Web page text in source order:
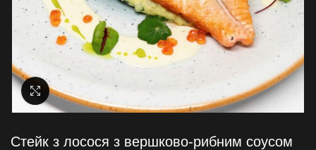
Увеличить
Стейк з лосося з вершково-рибним соусом